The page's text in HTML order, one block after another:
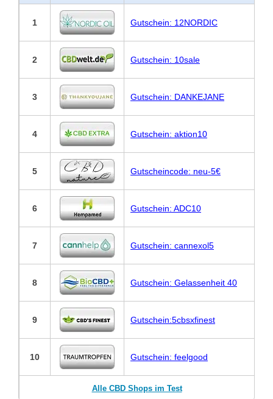
1 Gutschein: 12NORDIC
2 Gutschein: 10sale
3 Gutschein: DANKEJANE
4 Gutschein: aktion10
5 Gutscheincode: neu-5€
6 Gutschein: ADC10
7 Gutschein: cannexol5
8 Gutschein: Gelassenheit 40
9 Gutschein:5cbsxfinest
10 Gutschein: feelgood
Alle CBD Shops im Test